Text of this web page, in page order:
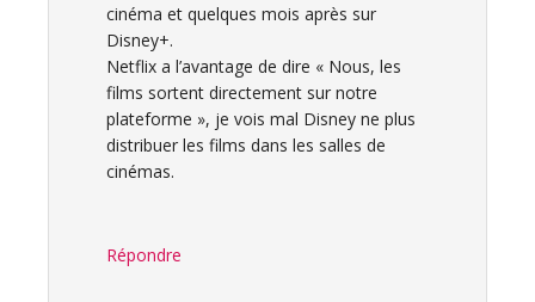
cinéma et quelques mois après sur
Disney+.
Netflix a l’avantage de dire « Nous, les
films sortent directement sur notre
plateforme », je vois mal Disney ne plus
distribuer les films dans les salles de
cinémas.
Répondre